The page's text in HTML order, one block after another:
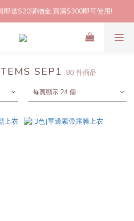
好優惠期延長🎉!shop now!)
即送$20購物金,買滿$300即可使用!
良好優惠期延長🎉!shop now!)
SEP1 80 件商品
每頁顯示 24 個